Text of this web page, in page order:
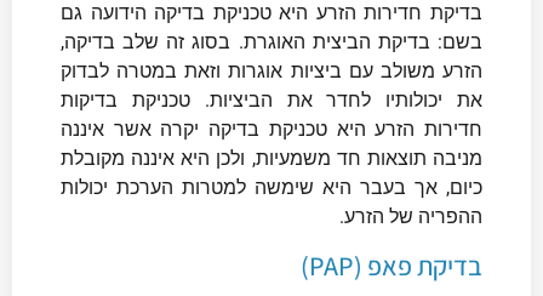
בדיקת חדירות הזרע היא טכניקת בדיקה הידועה גם
בשם: בדיקת הביצית האוגרת. בסוג זה שלב בדיקה,
הזרע משולב עם ביציות אוגרות וזאת במטרה לבדוק
את יכולותיו לחדר את הביציות. טכניקת בדיקות
חדירות הזרע היא טכניקת בדיקה יקרה אשר איננה
מניבה תוצאות חד משמעיות, ולכן היא איננה מקובלת
כיום, אך בעבר היא שימשה למטרות הערכת יכולות
ההפריה של הזרע.
בדיקת פאפ (PAP)